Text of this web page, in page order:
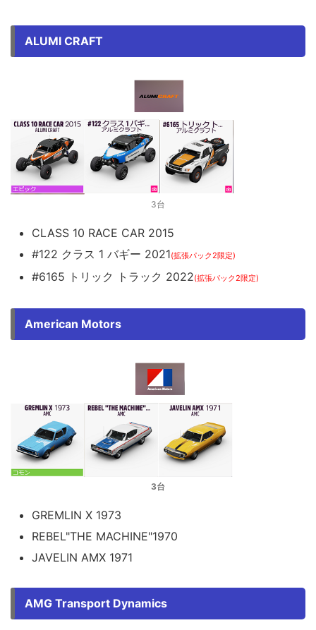
ALUMI CRAFT
3台
CLASS 10 RACE CAR 2015
#122 クラス 1 バギー 2021(拡張パック2限定)
#6165 トリック トラック 2022(拡張パック2限定)
American Motors
3台
GREMLIN X 1973
REBEL"THE MACHINE"1970
JAVELIN AMX 1971
AMG Transport Dynamics